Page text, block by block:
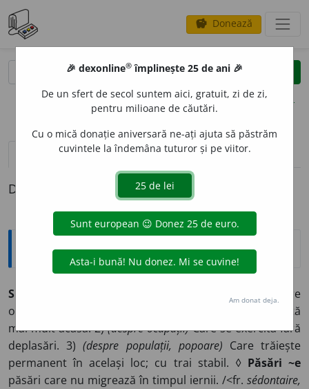
savings Donează
clear
opțiuni
definiții (1) pronunțievolume_up (5)
Definiția cu ID-ul 352930:
Explicative DEX
SEDENT
Care
obișnuiește să stea mai mult timp într-un loc; care stă
mai mult acasă. 2)(despre ocupații)Care se exercită fără
deplasări. 3)(despre populații, popoare) Care trăiește
permanent în același loc; cu trai stabil. ◊ Păsări ~e
păsări care nu migrează în timpul iernii. /<fr. sédontaire,
🎉 dexonline® împlinește 25 de ani 🎉
De un sfert de secol suntem aici, gratuit, zi de zi,
pentru milioane de căutări.
Cu o mică donație aniversară ne-ați ajuta să păstrăm
cuvintele la îndemâna tuturor și pe viitor.
Am donat deja.